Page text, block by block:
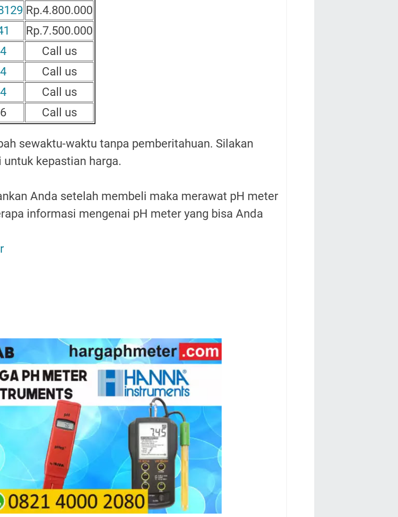
Rp.4.800.000
Rp.7.500.000
Call us
Call us
Call us
Call us
sewaktu-waktu tanpa pemberitahuan. Silakan
untuk kepastian harga.
Anda setelah membeli maka merawat pH meter
informasi mengenai pH meter yang bisa Anda